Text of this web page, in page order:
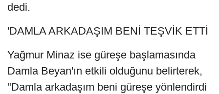
dedi.
'DAMLA ARKADAŞIM BENİ TEŞVİK ETTİ
Yağmur Minaz ise güreşe başlamasında
Damla Beyan'ın etkili olduğunu belirterek,
"Damla arkadaşım beni güreşe yönlendirdi